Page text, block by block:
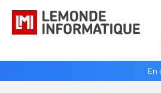
En